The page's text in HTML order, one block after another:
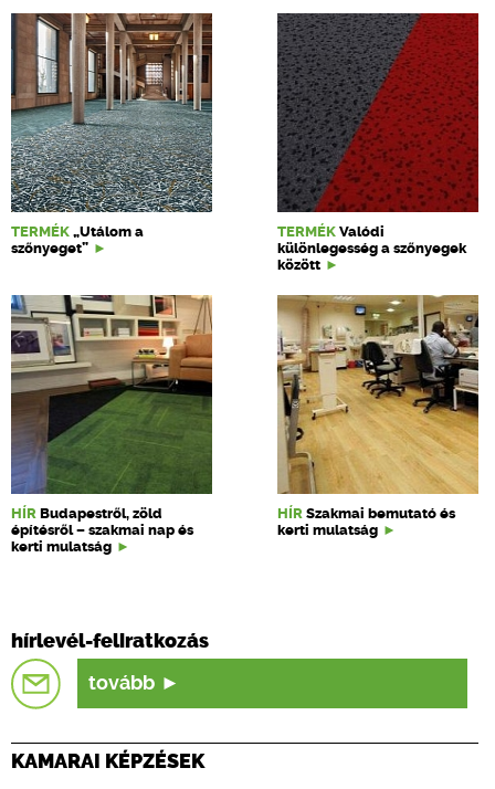
TERMÉK „Utálom a
szőnyeget”
TERMÉK Valódi
különlegesség a szőnyegek
között
HÍR Budapestről, zöld
építésről – szakmai nap és
kerti mulatság
HÍR Szakmai bemutató és
kerti mulatság
hírlevél-feliratkozás
tovább
KAMARAI KÉPZÉSEK